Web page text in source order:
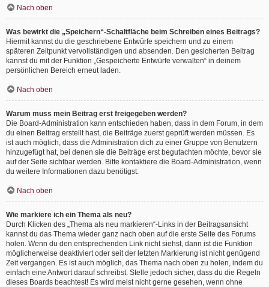
Nach oben
Was bewirkt die „Speichern“-Schaltfläche beim Schreiben eines Beitrags?
Hiermit kannst du die geschriebene Entwürfe speichern und zu einem
späteren Zeitpunkt vervollständigen und absenden. Den gesicherten Beitrag
kannst du mit der Funktion „Gespeicherte Entwürfe verwalten“ in deinem
persönlichen Bereich erneut laden.
Nach oben
Warum muss mein Beitrag erst freigegeben werden?
Die Board-Administration kann entschieden haben, dass in dem Forum, in dem
du einen Beitrag erstellt hast, die Beiträge zuerst geprüft werden müssen. Es
ist auch möglich, dass die Administration dich zu einer Gruppe von Benutzern
hinzugefügt hat, bei denen sie die Beiträge erst begutachten möchte, bevor sie
auf der Seite sichtbar werden. Bitte kontaktiere die Board-Administration, wenn
du weitere Informationen dazu benötigst.
Nach oben
Wie markiere ich ein Thema als neu?
Durch Klicken des „Thema als neu markieren“-Links in der Beitragsansicht
kannst du das Thema wieder ganz nach oben auf die erste Seite des Forums
holen. Wenn du den entsprechenden Link nicht siehst, dann ist die Funktion
möglicherweise deaktiviert oder seit der letzten Markierung ist nicht genügend
Zeit vergangen. Es ist auch möglich, das Thema nach oben zu holen, indem du
einfach eine Antwort darauf schreibst. Stelle jedoch sicher, dass du die Regeln
dieses Boards beachtest! Es wird meist nicht gerne gesehen, wenn ohne